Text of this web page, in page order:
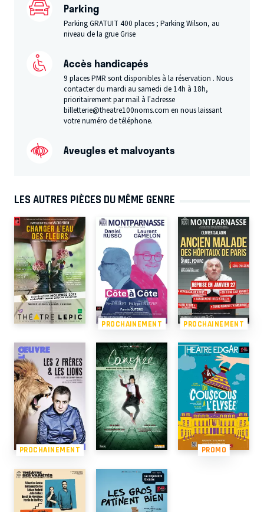
Parking
Parking GRATUIT 400 places ; Parking Wilson, au
niveau de la grue Grise
Accès handicapés
9 places PMR sont disponibles à la réservation . Nous
contacter du mardi au samedi de 14h à 18h,
prioritairement par mail à l’adresse
billetterie@theatre100noms.com en nous laissant
votre numéro de téléphone.
Aveugles et malvoyants
LES AUTRES PIÈCES DU MÊME GENRE
PROCHAINEMENT PROCHAINEMENT
PROCHAINEMENT PROMO